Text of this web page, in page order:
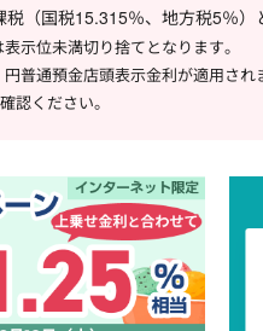
（国税15.315％、地方税5％）
示位未満切り捨てとなります。
普通預金店頭表示金利が適用さ
認ください。